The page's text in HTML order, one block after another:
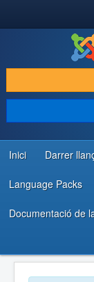
DESCARREGA &
DESCOBRIR &
COMUNITAT &
RECURSOS PER
Inici Darrer
Language Packs
Documentació de